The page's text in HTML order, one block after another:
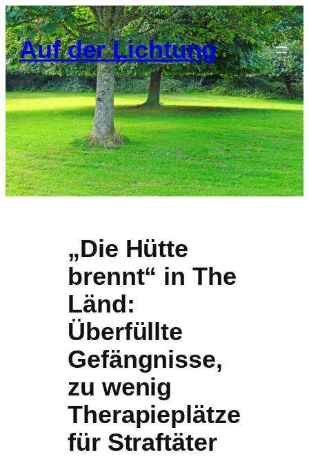
Zum
Inhalt
springen
Auf der Lichtung
„Die Hütte
brennt“ in The
Länd:
Überfüllte
Gefängnisse,
zu wenig
Therapieplätze
für Straftäter